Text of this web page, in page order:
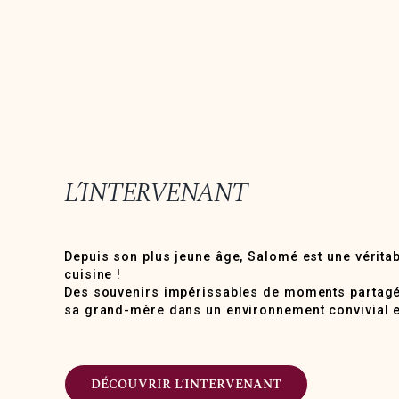
L’INTERVENANT
Depuis son plus jeune âge, Salomé est une
cuisine !
Des souvenirs impérissables de moments
sa grand-mère dans un environnement convivial
DÉCOUVRIR L’INTERVENANT